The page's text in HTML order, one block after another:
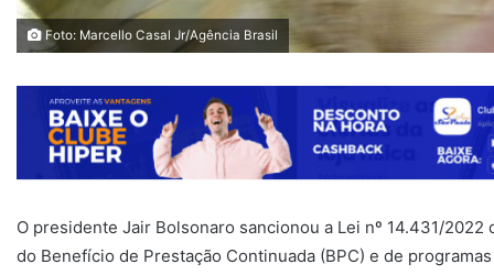
Foto: Marcello Casal Jr/Agência Brasil
O presidente Jair Bolsonaro sancionou a Lei nº 14.431/
do Benefício de Prestação Continuada (BPC) e de